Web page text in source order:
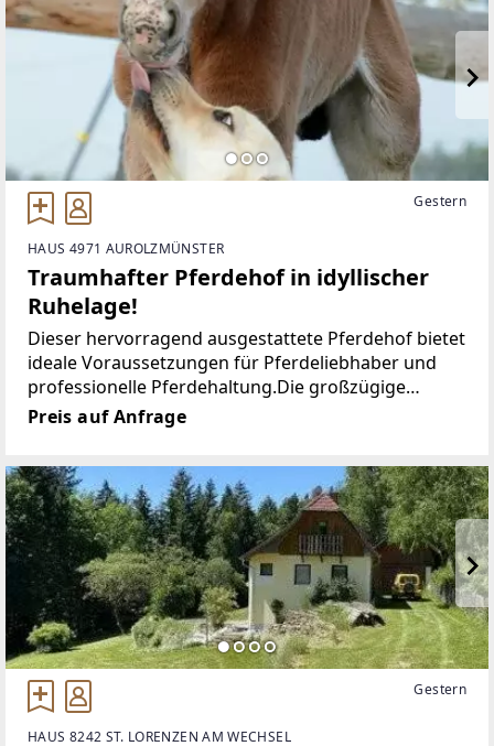
Gestern
HAUS 4971 AUROLZMÜNSTER
Traumhafter Pferdehof in idyllischer
Ruhelage!
Dieser hervorragend ausgestattete Pferdehof bietet
ideale Voraussetzungen für Pferdeliebhaber und
professionelle Pferdehaltung.Die großzügige
Anlage verfügt über hochwertige Pferdeboxen,
weitläufige Koppeln sowie eine Schrittmaschine für
Preis auf Anfrage
Gestern
HAUS 8242 ST. LORENZEN AM WECHSEL